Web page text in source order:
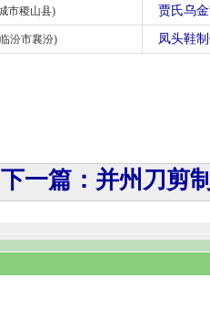
市稷山县) 贾氏乌
汾市襄汾) 凤头鞋
下一篇：并州刀剪